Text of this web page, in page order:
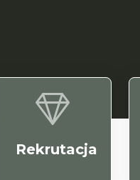
Rekrutacja